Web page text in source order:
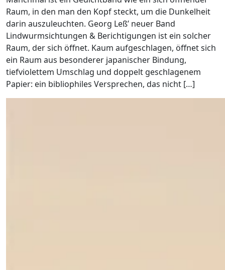
Raum, in den man den Kopf steckt, um die Dunkelheit
darin auszuleuchten. Georg Leß’ neuer Band
Lindwurmsichtungen & Berichtigungen ist ein solcher
Raum, der sich öffnet. Kaum aufgeschlagen, öffnet sich
ein Raum aus besonderer japanischer Bindung,
tiefviolettem Umschlag und doppelt geschlagenem
Papier: ein bibliophiles Versprechen, das nicht […]